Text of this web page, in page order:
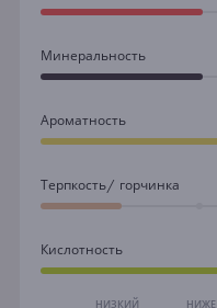
Минеральность
Ароматность
Терпкость/ горчинка
Кислотность
НИЗКИЙ
НИЖЕ